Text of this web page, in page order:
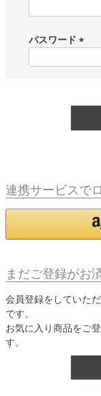
)
パスワード
連携サービスで
まだご登録がお
会員登録をしていた
です。
お気に入り商品をご
す。